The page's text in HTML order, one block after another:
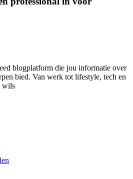
blogplatform die jou informatie over
bied. Van werk tot lifestyle, tech en
wils